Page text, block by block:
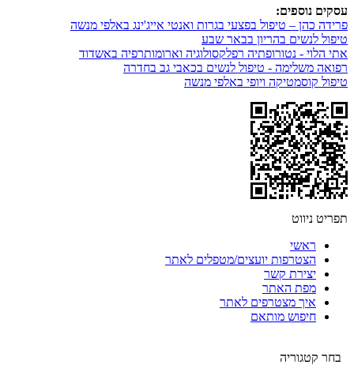
עסקים נוספים:
פרידה כהן – טיפול בפצעי בגרות ואנטי אייג'ינג באלפי מנשה
טיפול לנשים בהריון בבאר שבע
אתי הלוי - נטורופתיה רפלקסולוגיה וארומותרפיה באשדוד
רפואה משלימה - טיפול לנשים בכאבי גב בחדרה
טיפול קוסמטיקה ויופי באלפי מנשה
תפריט ניווט
ראשי
הצטרפות יועצים/מטפלים לאתר
יצירת קשר
מפת האתר
איך מצטרפים לאתר
חיפוש מותאם
בחר קטגוריה